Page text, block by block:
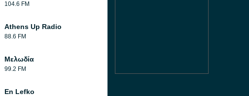
104.6 FM
Athens Up Radio
88.6 FM
Μελωδία
99.2 FM
En Lefko